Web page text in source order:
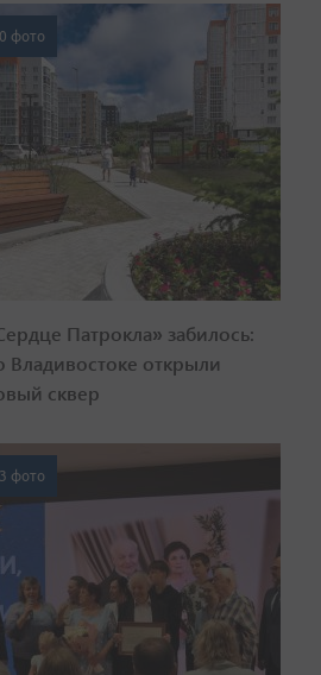
фото
Патрокла» забилось:
Владивостоке открыли
сквер
фото